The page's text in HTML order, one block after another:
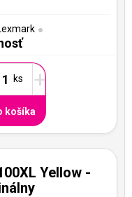
+
košíka
Yellow -